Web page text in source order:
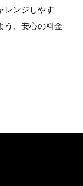
レンジしやす
う、安心の料金